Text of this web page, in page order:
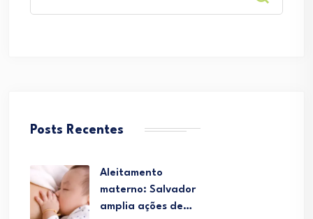
Posts Recentes
Aleitamento
materno: Salvador
amplia ações de…